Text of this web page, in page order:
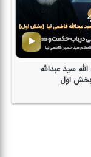
سید عبدالله
بخش اول